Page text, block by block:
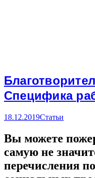
Специфика
18.12.2019Статьи
Вы можете
самую не
перечисления